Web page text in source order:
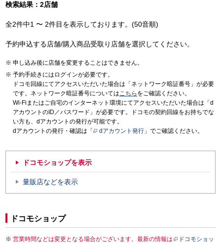
検索結果：2店舗
全2件中1 〜 2件目を表示しております。(50音順)
予約申込する店舗/購入商品受取り店舗を選択してください。
申し込み後に店舗を変更することはできません。
予約手続きにはログインが必要です。
ドコモ回線にてアクセスいただいた場合は「ネットワーク暗証番号」が必要
です。ネットワーク暗証番号についてはこちら をご確認ください。
Wi-Fiまたはご自宅のインターネット環境にてアクセスいただいた場合は「d
アカウントのID／パスワード」が必要です。ドコモの契約回線をお持ちでな
い方も、dアカウントの発行が可能です。
dアカウントの発行・確認は「
dアカウント発行 」でご確認ください。
ドコモショップを表示
量販店などを表示
ドコモショップ
営業時間などは変更となる場合がございます。最新の情報は
ドコモショッ